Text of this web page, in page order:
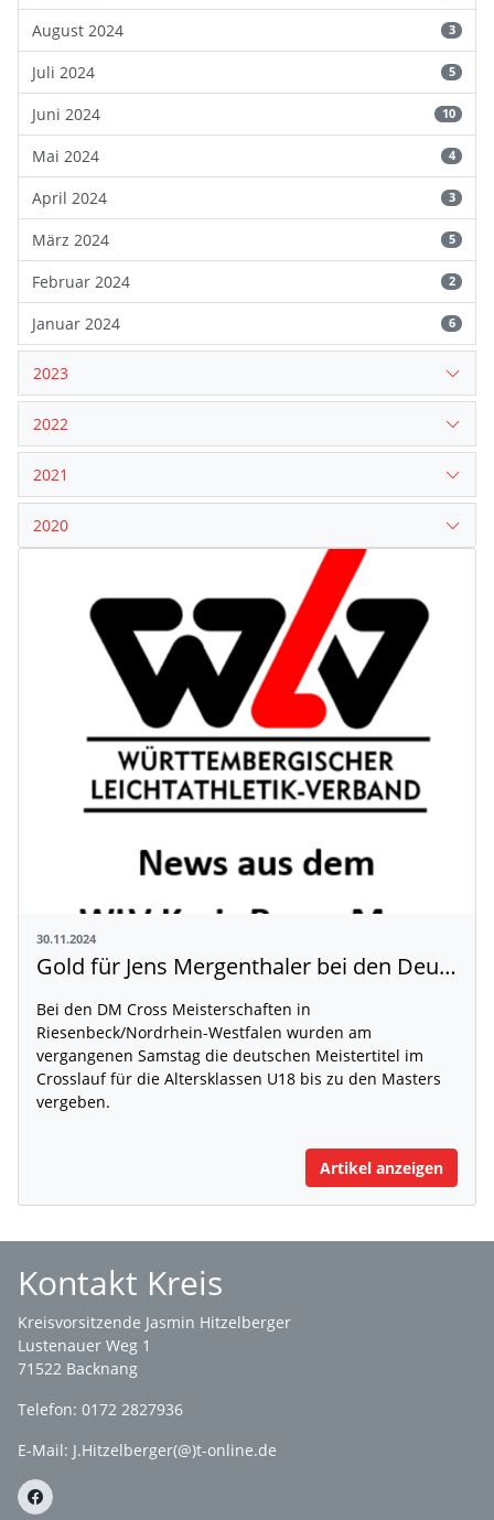
August 2024 3
Juli 2024 5
Juni 2024 10
Mai 2024 4
April 2024 3
März 2024 5
Februar 2024 2
Januar 2024 6
2023
2022
2021
2020
30.11.2024
Gold für Jens Mergenthaler bei den Deutschen Cross Meisterschaften
Bei den DM Cross Meisterschaften in
Riesenbeck/Nordrhein-Westfalen wurden am
vergangenen Samstag die deutschen Meistertitel im
Crosslauf für die Altersklassen U18 bis zu den Masters
vergeben.
Artikel anzeigen
Kontakt Kreis
Kreisvorsitzende Jasmin Hitzelberger
Lustenauer Weg 1
71522 Backnang
Telefon: 0172 2827936
E-Mail: J.Hitzelberger(@)t-online.de